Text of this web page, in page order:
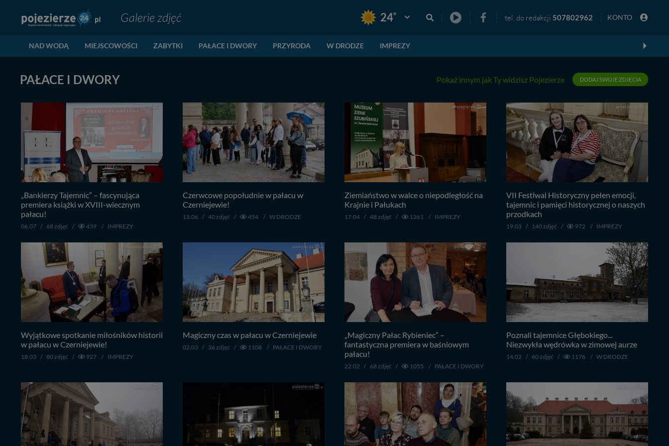
Galerie zdjęć 24° Pogoda: Gniezno tel. do redakcji 507802962 KONTO
NAD WODĄ MIEJSCOWOŚCI ZABYTKI PAŁACE I DWORY PRZYRODA W DRODZE IMPREZY
PAŁACE I DWORY Pokaż innym jak Ty widzisz Pojezierze DODAJ SWOJE ZDJĘCIA
„Bankierzy Tajemnic” – fascynująca
premiera książki w XVIII-wiecznym
pałacu!
06.07 / 68 zdjęć / 439 / IMPREZY
Czerwcowe popołudnie w pałacu w
Czerniejewie!
13.06 / 40 zdjęć / 454 / W DRODZE
Ziemiaństwo w walce o niepodległość na
Krajnie i Pałukach
17.04 / 48 zdjęć / 1261 / IMPREZY
VII Festiwal Historyczny pełen emocji,
tajemnic i pamięci historycznej o naszych
przodkach
19.03 / 140 zdjęć / 972 / IMPREZY
Wyjątkowe spotkanie miłośników historii
w pałacu w Czerniejewie!
18.03 / 80 zdjęć / 927 / IMPREZY
Magiczny czas w pałacu w Czerniejewie
02.03 / 36 zdjęć / 1108 / PAŁACE I DWORY
„Magiczny Pałac Rybieniec” –
fantastyczna premiera w baśniowym
pałacu!
22.02 / 68 zdjęć / 1055 / PAŁACE I DWORY
Poznali tajemnice Głębokiego...
Niezwykła wędrówka w zimowej aurze
14.02 / 60 zdjęć / 1176 / W DRODZE